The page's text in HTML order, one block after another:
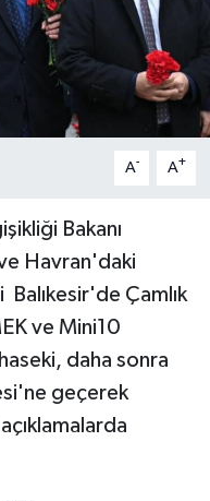
A- A+
Bakanı
Havran'daki
Balıkesir'de Çamlık
ve Mini10
daha sonra
geçerek